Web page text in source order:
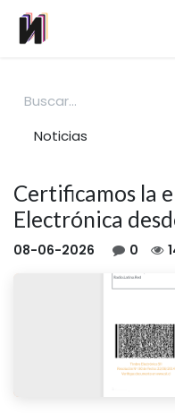
Ir al contenido
Noticias
Certificamos la
Electrónica
08-06-2026 0